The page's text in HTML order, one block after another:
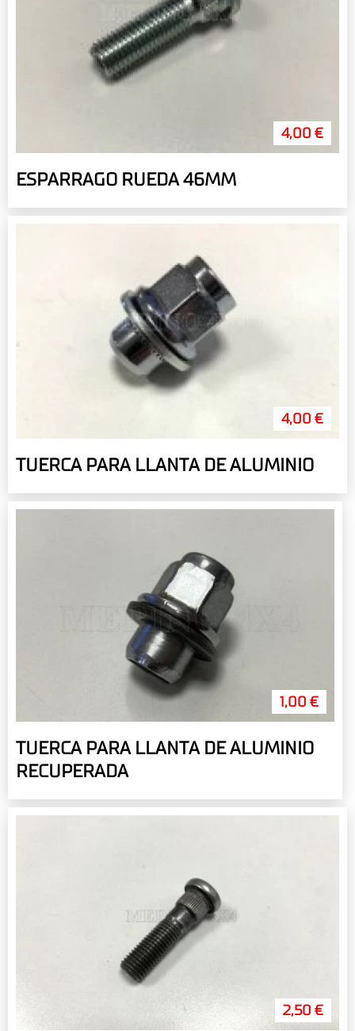
4,00 €
ESPARRAGO RUEDA 46MM
4,00 €
TUERCA PARA LLANTA DE ALUMINIO
1,00 €
TUERCA PARA LLANTA DE ALUMINIO
RECUPERADA
2,50 €